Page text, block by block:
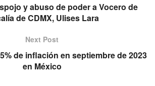
y abuso de poder a Vocero de
de CDMX, Ulises Lara
Next Post
de inflación en septiembre de 2023
en México